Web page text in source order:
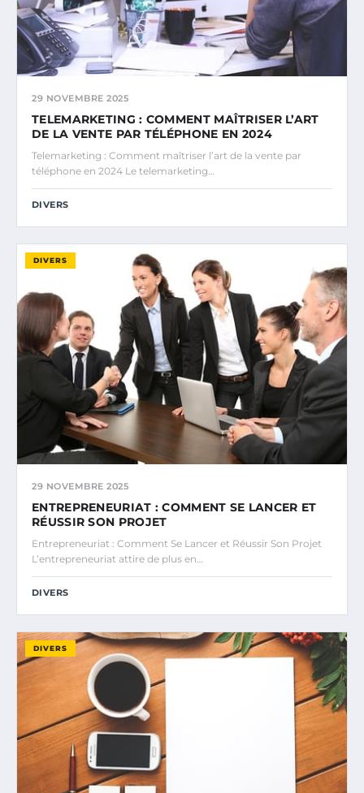
29 NOVEMBRE 2025
TELEMARKETING : COMMENT MAÎTRISER L’ART
DE LA VENTE PAR TÉLÉPHONE EN 2024
Telemarketing : Comment maîtriser l’art de la vente par
téléphone en 2024 Le telemarketing…
DIVERS
DIVERS
29 NOVEMBRE 2025
ENTREPRENEURIAT : COMMENT SE LANCER ET
RÉUSSIR SON PROJET
Entrepreneuriat : Comment Se Lancer et Réussir Son Projet
L’entrepreneuriat attire de plus en…
DIVERS
DIVERS